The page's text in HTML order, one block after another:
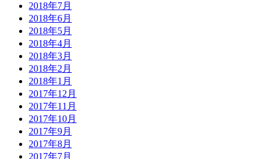
2018年7月
2018年6月
2018年5月
2018年4月
2018年3月
2018年2月
2018年1月
2017年12月
2017年11月
2017年10月
2017年9月
2017年8月
2017年7月